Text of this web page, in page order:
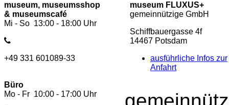
museum, museumsshop
& museumscafé
Mi - So 13:00 - 18:00 Uhr
+49 331 601089-33
Büro
Mo - Fr 10:00 - 17:00 Uhr
museum FLUXUS+
gemeinnützige GmbH
Schiffbauergasse 4f
14467 Potsdam
ausführliche Infos zur
Anfahrt